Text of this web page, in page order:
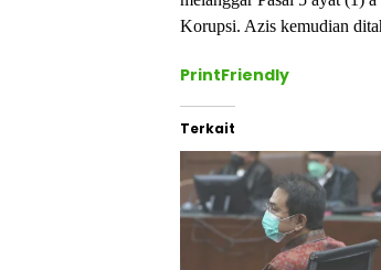
Korupsi. Azis kemudian
PrintFriendly
Terkait